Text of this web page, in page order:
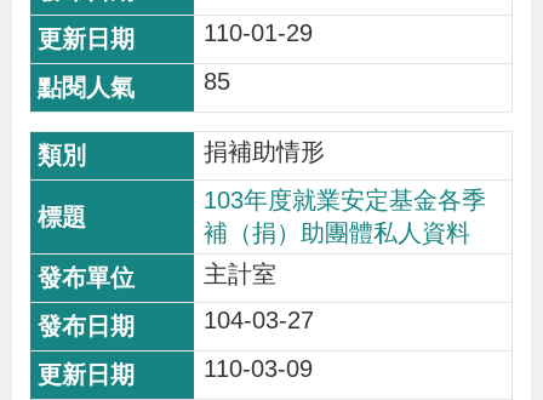
申
辦
宣
導
專
區
相
關
連
110-01-29
85
捐補助情形
103年度就業安定基金各季
補（捐）助團體私人資料
主計室
104-03-27
110-03-09